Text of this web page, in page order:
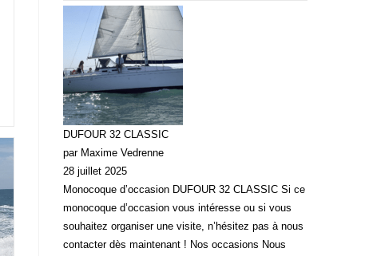
DUFOUR 32 CLASSIC
par Maxime Vedrenne
28 juillet 2025
Monocoque d’occasion DUFOUR 32 CLASSIC Si ce
monocoque d’occasion vous intéresse ou si vous
souhaitez organiser une visite, n’hésitez pas à nous
contacter dès maintenant ! Nos occasions Nous